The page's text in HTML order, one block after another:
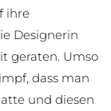
ihre
Designerin
geraten. Umso
dass man
und diesen